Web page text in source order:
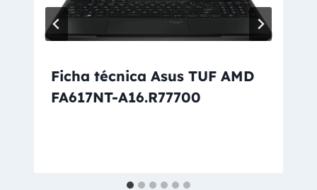
Ficha técnica Asus TUF AMD
FA617NT-A16.R77700